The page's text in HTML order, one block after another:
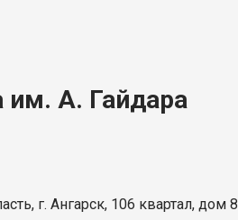
им. А. Гайдара
г. Ангарск, 106 квартал, дом 8